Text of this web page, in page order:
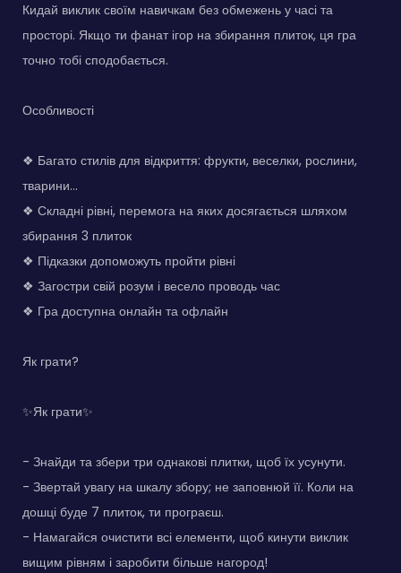
Кидай виклик своїм навичкам без обмежень у часі та
просторі. Якщо ти фанат ігор на збирання плиток, ця гра
точно тобі сподобається.
Особливості
❖ Багато стилів для відкриття: фрукти, веселки, рослини,
тварини...
❖ Складні рівні, перемога на яких досягається шляхом
збирання 3 плиток
❖ Підказки допоможуть пройти рівні
❖ Загостри свій розум і весело проводь час
❖ Гра доступна онлайн та офлайн
Як грати?
✨Як грати✨
- Знайди та збери три однакові плитки, щоб їх усунути.
- Звертай увагу на шкалу збору; не заповнюй її. Коли на
дошці буде 7 плиток, ти програєш.
- Намагайся очистити всі елементи, щоб кинути виклик
вищим рівням і заробити більше нагород!